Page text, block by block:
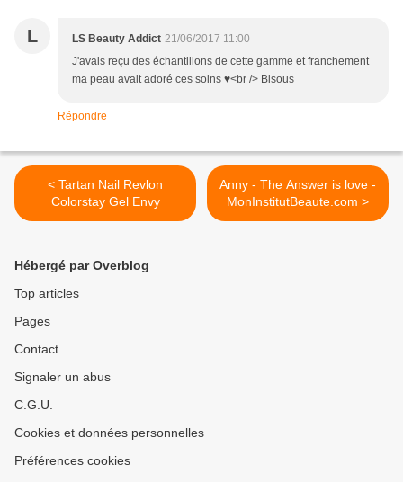
L LS Beauty Addict 21/06/2017 11:00
J'avais reçu des échantillons de cette gamme et franchement
ma peau avait adoré ces soins ♥<br /> Bisous
Répondre
< Tartan Nail Revlon
Colorstay Gel Envy
Anny - The Answer is love -
MonInstitutBeaute.com >
Hébergé par Overblog
Top articles
Pages
Contact
Signaler un abus
C.G.U.
Cookies et données personnelles
Préférences cookies